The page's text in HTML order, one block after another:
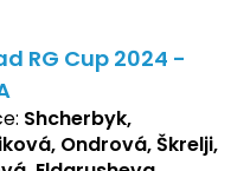
RG Cup 2024 -
Shcherbyk,
Ondrová, Škrelji,